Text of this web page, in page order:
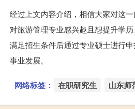
经过上文内容介绍，相信大家对这一
对旅游管理专业感兴趣且想提升学
满足招生条件后通过专业硕士进行
事业发展。
网络标签： 在职研究生 山东师